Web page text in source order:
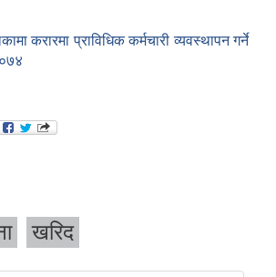
करारमा प्राविधिक कर्मचारी व्यवस्थापन गर्ने
खरिद